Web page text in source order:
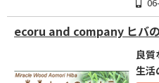
ecoru and company ヒバ
良質
生活